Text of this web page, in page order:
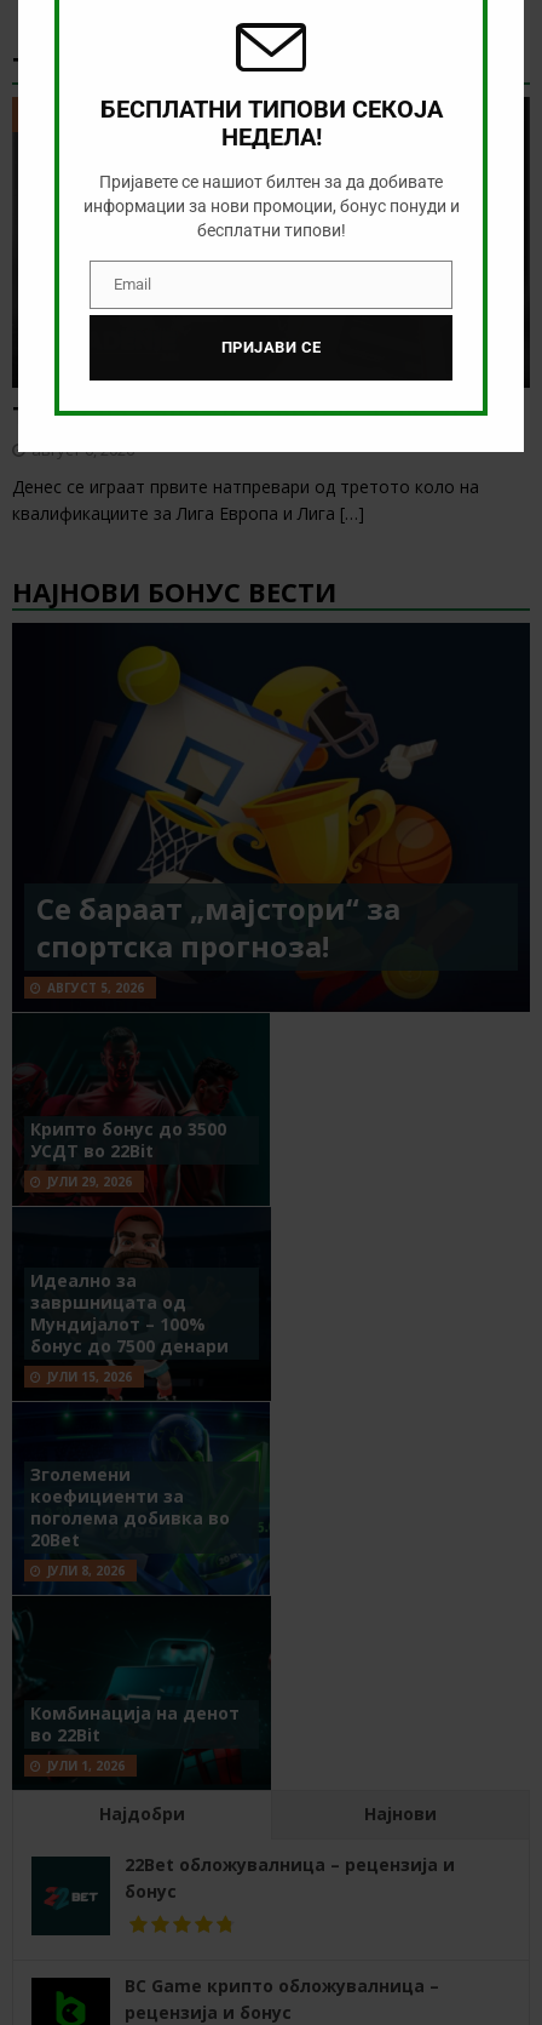
ТИКЕТ НА ДЕНОТ
ТИКЕТ НА ДЕНОТ
Тикет на денот (четврток, 06.08.2026)
август 6, 2026
Денес се играат првите натпревари од третото коло на
квалификациите за Лига Европа и Лига […]
НАЈНОВИ БОНУС ВЕСТИ
Се бараат „мајстори“ за
спортска прогноза!
АВГУСТ 5, 2026
Крипто бонус до 3500
УСДТ во 22Bit
ЈУЛИ 29, 2026
Идеално за
завршницата од
Мундијалот – 100%
бонус до 7500 денари
ЈУЛИ 15, 2026
Зголемени
коефициенти за
поголема добивка во
20Bet
ЈУЛИ 8, 2026
Комбинација на денот
во 22Bit
ЈУЛИ 1, 2026
Најдобри Најнови
22Bet обложувалница – рецензија и
бонус
BC Game крипто обложувалница –
рецензија и бонус
БЕСПЛАТНИ ТИПОВИ СЕКОЈА
НЕДЕЛА!
Пријавете се нашиот билтен за да добивате
информации за нови промоции, бонус понуди и
бесплатни типови!
EmailEmail
ПРИЈАВИ СЕ